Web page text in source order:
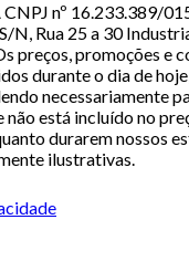
CNPJ nº 16.233.389/
N, Rua 25 a 30
preços, promoções e
durante o dia de
necessariamente
não está incluído no
durarem nossos
ilustrativas.